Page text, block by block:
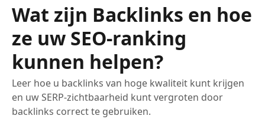
Wat zijn Backlinks en hoe
ze uw SEO-ranking
kunnen helpen?
Leer hoe u backlinks van hoge kwaliteit kunt krijgen
en uw SERP-zichtbaarheid kunt vergroten door
backlinks correct te gebruiken.